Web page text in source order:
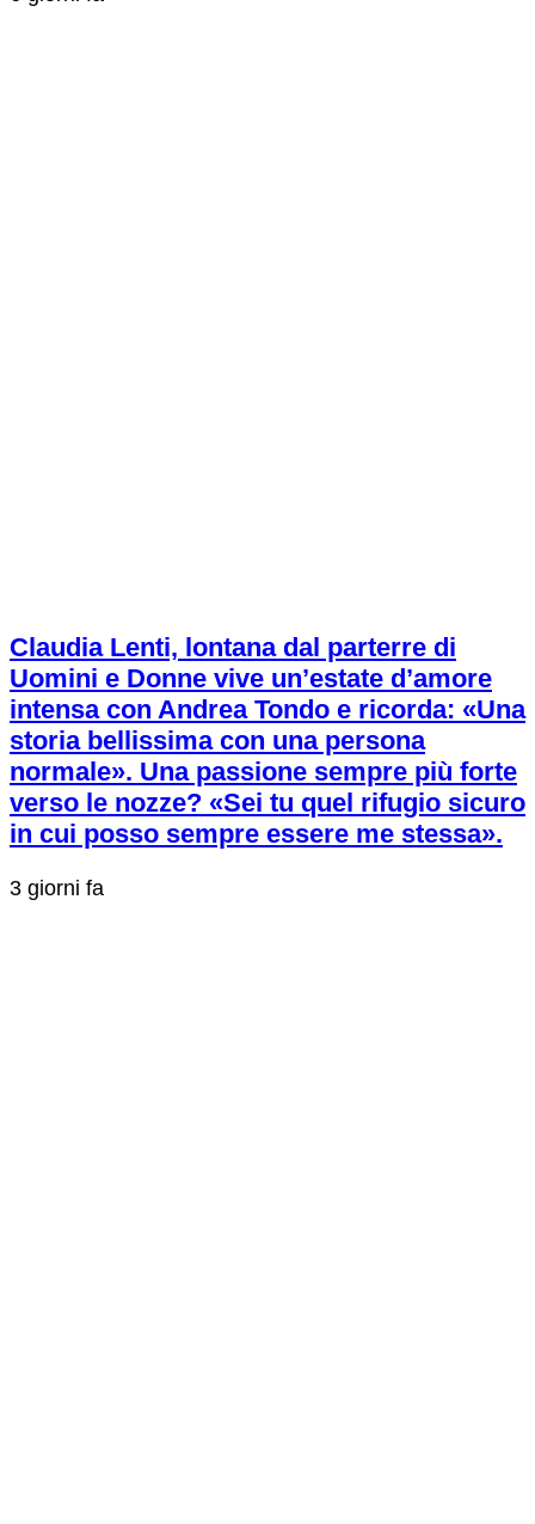
Claudia Lenti, lontana dal parterre di
Uomini e Donne vive un’estate d’amore
intensa con Andrea Tondo e ricorda: «Una
storia bellissima con una persona
normale». Una passione sempre più forte
verso le nozze? «Sei tu quel rifugio sicuro
in cui posso sempre essere me stessa».
3 giorni fa